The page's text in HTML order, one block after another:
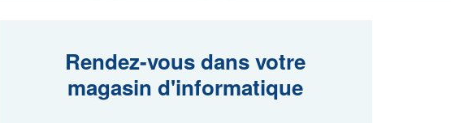
Rendez-vous dans votre
magasin d'informatique